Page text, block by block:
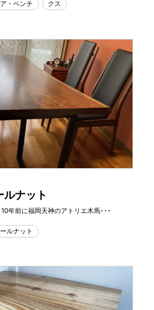
・ベンチ クス
ナット
年前に福岡天神のアトリエ木馬･･･
ルナット